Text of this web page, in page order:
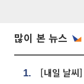
많이 본 뉴스
1.